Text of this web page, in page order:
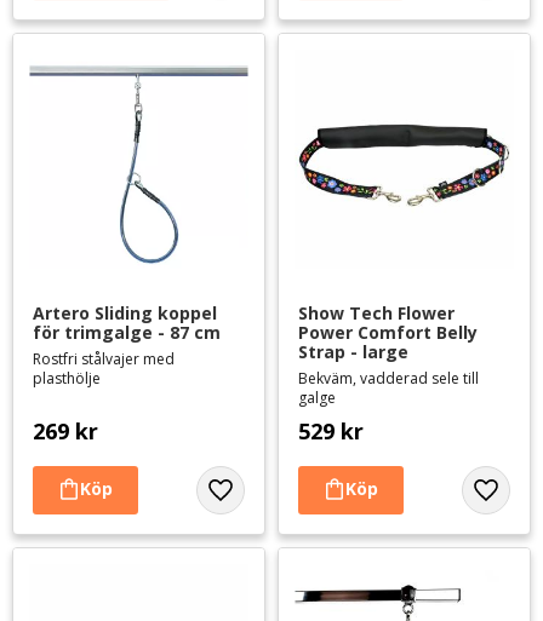
Artero Sliding koppel
för trimgalge - 87 cm
Rostfri stålvajer med
plasthölje
269 kr
Lägg till i favoriter
Show Tech Flower
Power Comfort Belly
Strap - large
Bekväm, vadderad sele till
galge
529 kr
Lägg